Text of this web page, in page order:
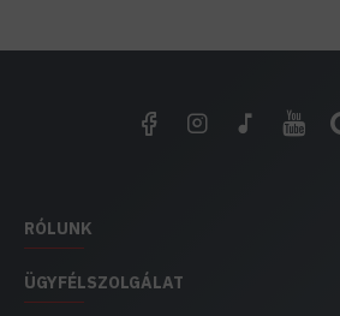
RÓLUNK
ÜGYFÉLSZOLGÁLAT